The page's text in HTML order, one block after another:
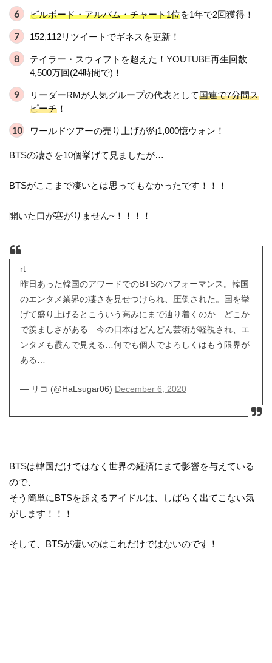
ビルボード・アルバム・チャート1位を1年で2回獲得！
152,112リツイートでギネスを更新！
テイラー・スウィフトを超えた！YOUTUBE再生回数
4,500万回(24時間で)！
リーダーRMが人気グループの代表として国連で7分間ス
ピーチ！
ワールドツアーの売り上げが約1,000憶ウォン！
BTSの凄さを10個挙げて見ましたが…
BTSがここまで凄いとは思ってもなかったです！！！
開いた口が塞がりません~！！！！
rt
昨日あった韓国のアワードでのBTSのパフォーマンス。韓国
のエンタメ業界の凄さを見せつけられ、圧倒された。国を挙
げて盛り上げるとこういう高みにまで辿り着くのか…どこか
で羨ましさがある…今の日本はどんどん芸術が軽視され、エ
ンタメも霞んで見える…何でも個人でよろしくはもう限界が
ある…
— リコ (@HaLsugar06) December 6, 2020
BTSは韓国だけではなく世界の経済にまで影響を与えている
ので、
そう簡単にBTSを超えるアイドルは、しばらく出てこない気
がします！！！
そして、BTSが凄いのはこれだけではないのです！